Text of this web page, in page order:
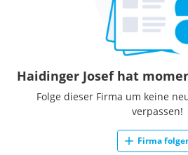
Haidinger Josef hat
Folge dieser Firma um keine
verpassen!
Firma